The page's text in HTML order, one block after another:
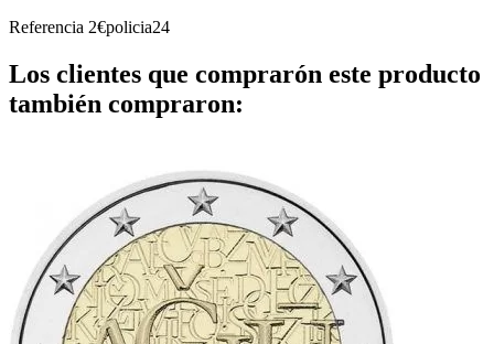
Referencia 2€policia24
Los clientes que comprarón este producto
también compraron: